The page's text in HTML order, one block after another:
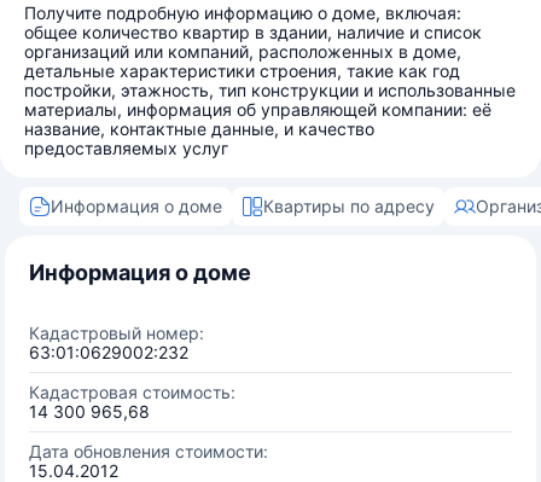
Получите подробную информацию о доме, включая:
общее количество квартир в здании, наличие и список
организаций или компаний, расположенных в доме,
детальные характеристики строения, такие как год
постройки, этажность, тип конструкции и использованные
материалы, информация об управляющей компании: её
название, контактные данные, и качество
предоставляемых услуг
Информация о доме Квартиры по адресу
Информация о доме
Кадастровый номер:
63:01:0629002:232
Кадастровая стоимость:
14 300 965,68
Дата обновления стоимости:
15.04.2012